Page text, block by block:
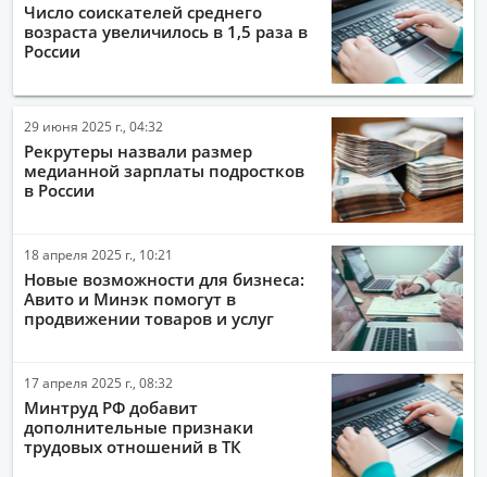
Число соискателей среднего
возраста увеличилось в 1,5 раза в
России
29 июня 2025 г., 04:32
Рекрутеры назвали размер
медианной зарплаты подростков
в России
18 апреля 2025 г., 10:21
Новые возможности для бизнеса:
Авито и Минэк помогут в
продвижении товаров и услуг
17 апреля 2025 г., 08:32
Минтруд РФ добавит
дополнительные признаки
трудовых отношений в ТК